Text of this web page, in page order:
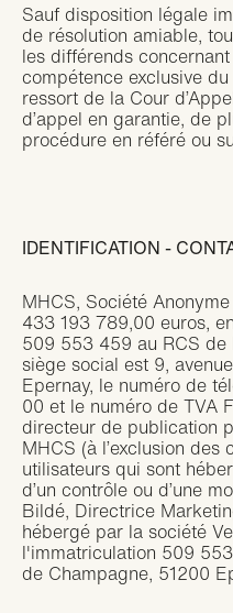
Sauf disposition légale
de résolution amiable,
les différends
compétence exclusive
ressort de la Cour
d’appel en garantie, de
procédure en référé ou
IDENTIFICATION -
MHCS, Société
433 193 789,00 euros,
509 553 459 au RCS de
siège social est 9,
Epernay, le numéro de
00 et le numéro de TVA
directeur de publication
MHCS (à l’exclusion
utilisateurs qui sont
d’un contrôle ou d’une
Bildé, Directrice
hébergé par la société
l'immatriculation 509
de Champagne, 51200